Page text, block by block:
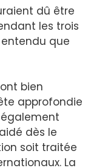
dû être
les trois
entendu que
bien
approfondie
également
dès le
soit traitée
La